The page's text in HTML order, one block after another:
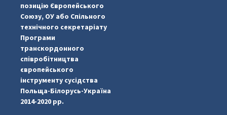
#PipIvanToday
pimrec_project
позицію Європейського
Союзу, ОУ або Спільного
технічного секретаріату
Програми
транскордонного
співробітництва
європейського
інструменту сусідства
Польща-Білорусь-Україна
2014-2020 рр.